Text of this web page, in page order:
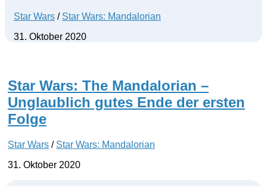
Star Wars / Star Wars: Mandalorian
31. Oktober 2020
Star Wars: The Mandalorian –
Unglaublich gutes Ende der ersten
Folge
Star Wars / Star Wars: Mandalorian
31. Oktober 2020